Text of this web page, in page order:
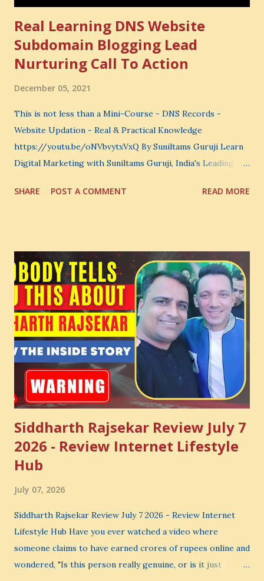
Real Learning DNS Website
Subdomain Blogging Lead
Nurturing Call To Action
December 05, 2021
This is not less than a Mini-Course - DNS Records -
Website Updation - Real & Practical Knowledge
https://youtu.be/oNVbvytxVxQ By Suniltams Guruji Learn
Digital Marketing with Suniltams Guruji, India's Leading
Courses: https://store.suniltams.com/ There are 20
SHARE POST A COMMENT READ MORE
Siddharth Rajsekar Review July 7
2026 - Review Internet Lifestyle
Hub
July 07, 2026
Siddharth Rajsekar Review July 7 2026 - Review Internet
Lifestyle Hub Have you ever watched a video where
someone claims to have earned crores of rupees online and
wondered, "Is this person really genuine, or is it just